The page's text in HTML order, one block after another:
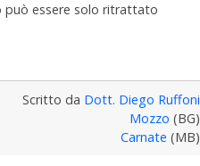
può essere solo ritrattato
Scritto da Dott. Diego Ruffoni
Mozzo (BG)
Carnate (MB)